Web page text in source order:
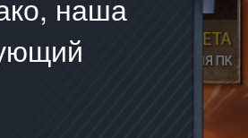
наша